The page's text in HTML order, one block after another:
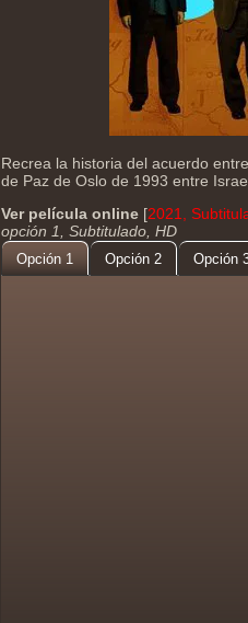
Recrea la historia del acuerdo
de Paz de Oslo de 1993 entre
Ver película online [2021,
opción 1, Subtitulado, HD
Opción 1 Opción 2 Opción